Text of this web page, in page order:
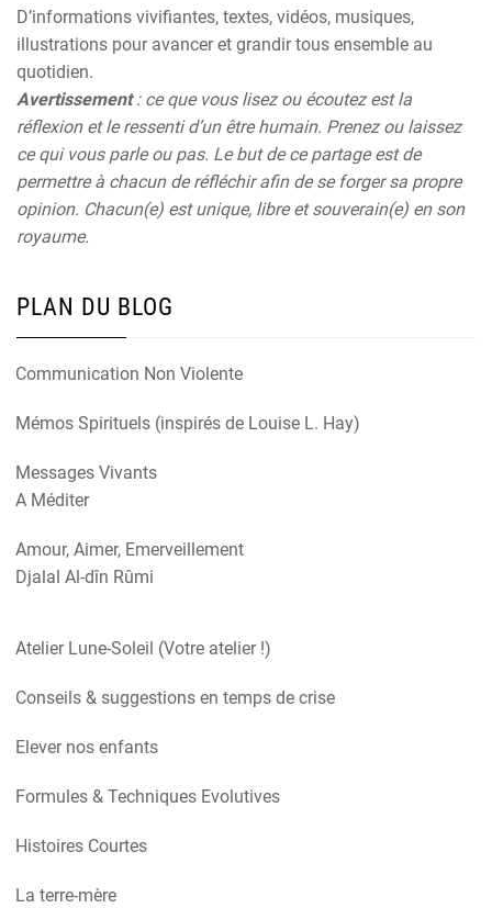
D’informations vivifiantes, textes, vidéos, musiques,
illustrations pour avancer et grandir tous ensemble au
quotidien.
Avertissement: ce que vous lisez ou écoutez est la
réflexion et le ressenti d’un être humain. Prenez ou laissez
ce qui vous parle ou pas. Le but de ce partage est de
permettre à chacun de réfléchir afin de se forger sa propre
opinion. Chacun(e) est unique, libre et souverain(e) en son
royaume.
PLAN DU BLOG
Communication Non Violente
Mémos Spirituels (inspirés de Louise L. Hay)
Messages Vivants
A Méditer
Amour, Aimer, Emerveillement
Djalal Al-dîn Rûmi
Atelier Lune-Soleil (Votre atelier !)
Conseils & suggestions en temps de crise
Elever nos enfants
Formules & Techniques Evolutives
Histoires Courtes
La terre-mère